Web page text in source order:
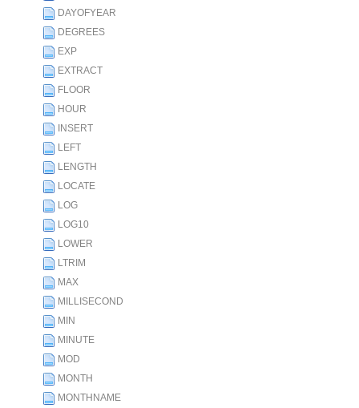
DAYOFYEAR
DEGREES
EXP
EXTRACT
FLOOR
HOUR
INSERT
LEFT
LENGTH
LOCATE
LOG
LOG10
LOWER
LTRIM
MAX
MILLISECOND
MIN
MINUTE
MOD
MONTH
MONTHNAME